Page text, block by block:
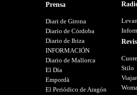
Prensa
Diari de Girona
Diario de Córdoba
Diario de Ibiza
INFORMACIÓN
Diario de Mallorca
El Día
Empordà
El Periódico de Aragón
Cuore
Stilo
Viajar